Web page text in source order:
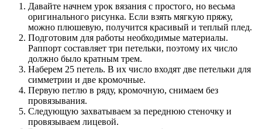
Давайте начнем урок вязания с простого, но весьма
оригинального рисунка. Если взять мягкую пряжу,
можно плюшевую, получится красивый и теплый плед.
Подготовим для работы необходимые материалы.
Раппорт составляет три петельки, поэтому их число
должно было кратным трем.
Наберем 25 петель. В их число входят две петельки для
симметрии и две кромочные.
Первую петлю в ряду, кромочную, снимаем без
провязывания.
Следующую захватываем за переднюю стеночку и
провязываем лицевой.